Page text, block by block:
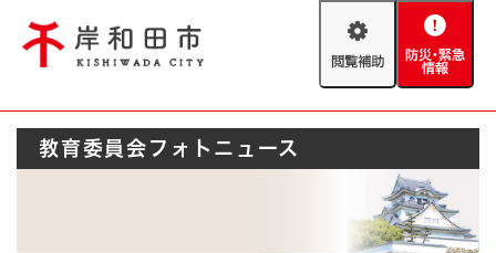
閲
助
防
緊
情
報
Foreign language
防災・緊急情報 救急・消防
AED設置箇所
教育委員会フォトニュース